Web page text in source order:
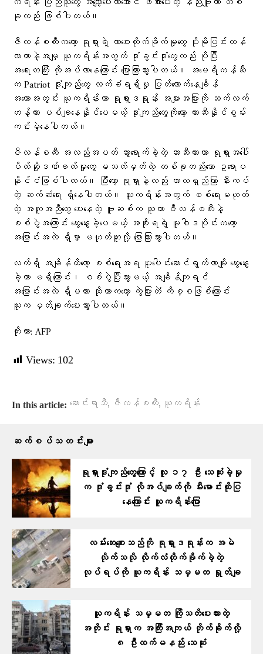
ခုလည်း ဖြစ်ပါတယ်။
ဇီလန်စကီးကတော့ ရုရှားရဲ့ တာဝေးတိုက်ခိုက်မှုတွေ ပိုမိုပြင်းထန်
လာတာနဲ့အမျှ ယူကရိန်းအတွက် ဒုံးခွင်းဒုံးတွေလည်း ပိုပြီး
အရေးတကြီး လိုအပ်လာနေကြောင်း ပြောကြားသွားပါတယ်။ အမေရိကန်ဆီ
က Patriot ဒုံးကျည်တွေ လက်ခံရရှိမှု ပြတ်တောက်နေချိန်
အတောအတွင်း ယူကရိန်းဟာ ရုရှားဒရုန်း အများအပြားကို ဆက်လက်
ဟန့်တား ပစ်ချနေနိုင်ပေမယ့် ဒုံးကျည်တွေကိုတော့ တားဆီးနိုင်စွမ်း
ကင်းမဲ့နေပါတယ်။
ဇီလန်စကီး အလည်အပတ် သွားရောက်ခဲ့တဲ့ ဆာဘီးယားဟာ ရုရှားအပေါ်
ပိတ်ဆို့ဒဏ်ခတ်မှုတွေ မသတ်မှတ်တဲ့ တစ်ခုတည်းသော ဥရောပ
နိုင်ငံဖြစ်ပါတယ်။ ပြီးတော့ ရုရှားနဲ့လည်း ကာလရှည်ကြာ နီးကပ်
တဲ့ ဆက်ဆံရေး ရှိနေပါတယ်။ ယူကရိန်းအတွက် စစ်ရေးမဟုတ်
တဲ့ အကူအညီတွေ ပေးနေတဲ့ ဗူဆစ်က သူဟာ ဇီလန်စကီးနဲ့
စစ်ပွဲအကြောင်း ဆွေးနွေးခဲ့ပေမယ့် အစိုးရရဲ့ မူဝါဒပိုင်းကတော့
အပြောင်းအလဲ ရှိမှာ မဟုတ်ဘူးလို့ ပြောကြားသွားပါတယ်။
လက်ရှိ အချိန်ထိတော့ စစ်ရေးအရ ပူးပေါင်းဆောင်ရွက်တာမျိုး ဆွေးနွေး
ခဲ့တာ မရှိကြောင်း၊ စစ်ပွဲပြီးသွားမယ့် အချိန်ကျရင်
အပြောင်းအလဲ ရှိမလား ဆိုတာကတော့ ကွဲပြားတဲံ ကိစ္စဖြစ်ကြောင်း
သူက မှတ်ချက်ပေးသွားပါတယ်။
ကိုးကား: AFP
Views: 102
In this article: ဆောင်းရာသီ, ဇီလန်စကီး, ယူကရိန်း
ဆက်စပ်သတင်းများ
ရုရှားဒုံးကျည်တွေကြောင့် လူ ၁၇ ဦး သေဆုံးခဲ့မှု
က ဒုံးခွင်းဒုံး လိုအပ်ချက်ကို မီးမောင်းထိုးပြ
နေကြောင်း ယူကရိန်းပြော
လမ်းဘေးစျေးသည်ကို ရုရှားဒရုန်းက အမဲ
လိုက်သလို လိုက်လံတိုက်ခိုက်ခဲ့တဲ့
လုပ်ရပ်ကို ယူကရိန်း သမ္မတ ရှုတ်ချ
ယူကရိန်း သမ္မတ ကြိုသတိပေးထားတဲ့
အတိုင်း ရုရှားက အကြီးအကျယ် တိုက်ခိုက်လို့
၈ ဦးထက်မနည်း သေဆုံး